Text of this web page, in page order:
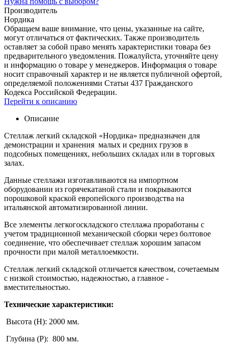
Производитель
Нордика
Обращаем ваше внимание, что цены, указанные на сайте,
могут отличаться от фактических. Также производитель
оставляет за собой право менять характеристики товара без
предварительного уведомления. Пожалуйста, уточняйте цену
и информацию о товаре у менеджеров. Информация о товаре
носит справочный характер и не является публичной офертой,
определяемой положениями Статьи 437 Гражданского
Кодекса Российской Федерации.
Перейти к описанию
Описание
Стеллаж легкий складской «Нордика» предназначен для
демонстрации и хранения малых и средних грузов в
подсобных помещениях, небольших складах или в торговых
залах.
Данные стеллажи изготавливаются на импортном
оборудовании из горячекатаной стали и покрываются
порошковой краской европейского производства на
итальянской автоматизированной линии.
Все элементы легкогоскладского стеллажа проработаны с
учетом традиционной механической сборки через болтовое
соединение, что обеспечивает стеллаж хорошим запасом
прочности при малой металлоемкости.
Стеллаж легкий складской отличается качеством, сочетаемым
с низкой стоимостью, надежностью, а главное -
вместительностью.
Технические характеристики:
Высота (Н): 2000 мм.
Глубина (Р): 800 мм.